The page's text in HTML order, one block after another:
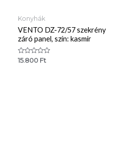
Konyhák
VENTO DZ-72/57 szekrény
záró panel, szín: kasmír
Értékelés:
15.800 Ft